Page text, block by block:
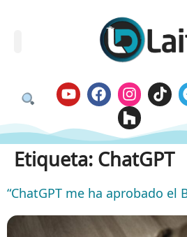
Etiqueta: ChatGPT
“ChatGPT me ha aprobado el